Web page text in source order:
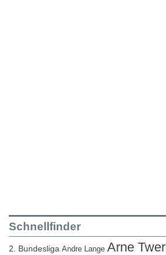
Schnellfinder
2. Bundesliga Andre Lange Arne Twer